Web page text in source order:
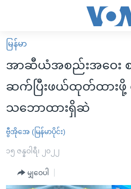
လွယ်ကူ
စေ
များ
ပင်မ
အကြောင်းအရာ
ကျော်
ကြည့်
မူလစာမျက်နှာ
မြန်မာ
ကမ္ဘာ့သတင်းများ
နိုင်ငံတကာ
အစ္စရေး-ပါလက်စတိုင်း
ဗွီဒီယို
အင်္ဂလိပ်စာလေ့လာမယ်
အမေရိကန်သုံးအီဒီယံ
အပတ်စဉ်ကဏ္ဍများ
မြန်မာ
အာဆီယံအစည်းအဝေး
ဆက်ပြီးဖယ်ထုတ်ထားဖို့
သဘောထားရှိဆဲ
ဗွီအိုအေ (မြန်မာပိုင်း)
၁၅ ဇန္နဝါရီ၊ ၂၀၂၂
မျှဝေပါ